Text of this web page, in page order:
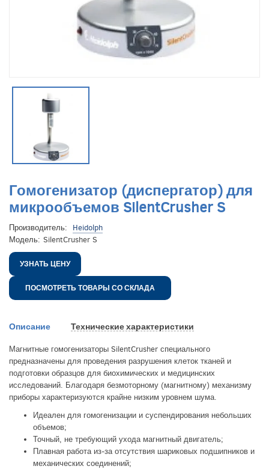
Гомогенизатор (диспергатор) для
микрообъемов SilentCrusher S
Производитель:
Heidolph
Модель: SilentCrusher S
УЗНАТЬ ЦЕНУ
ПОСМОТРЕТЬ ТОВАРЫ СО СКЛАДА
Описание Технические характеристики
Магнитные гомогенизаторы SilentCrusher специального
предназначены для проведения разрушения клеток тканей и
подготовки образцов для биохимических и медицинских
исследований. Благодаря безмоторному (магнитному) механизму
приборы характеризуются крайне низким уровнем шума.
Идеален для гомогенизации и суспендирования небольших
объемов;
Точный, не требующий ухода магнитный двигатель;
Плавная работа из-за отсутствия шариковых подшипников и
механических соединений;